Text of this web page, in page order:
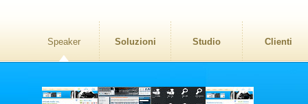
Speaker Soluzioni Studio Clienti